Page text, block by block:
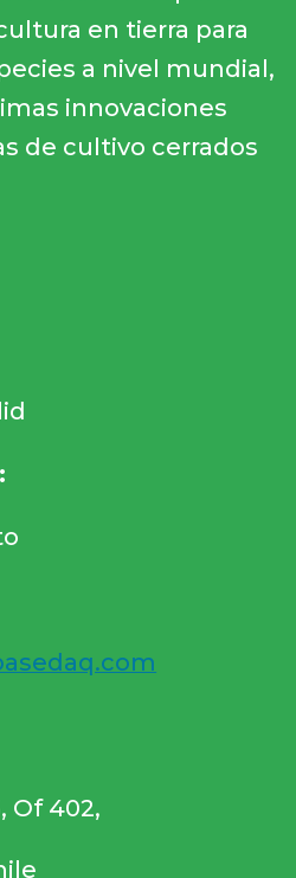
en tierra para
a nivel mundial,
innovaciones
de cultivo cerrados
Of 402,